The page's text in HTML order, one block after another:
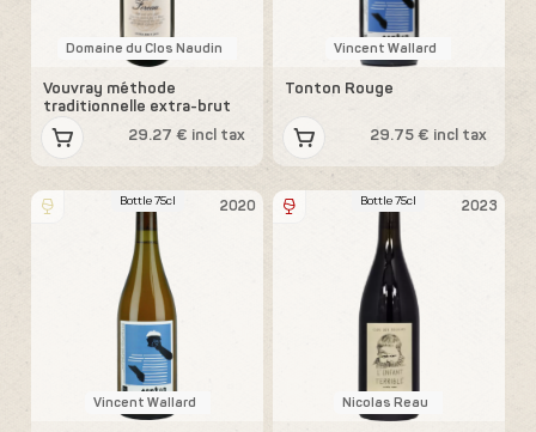
Domaine du Clos Naudin
Vouvray méthode
traditionnelle extra-brut
29.27 € incl tax
Vincent Wallard
Tonton Rouge
29.75 € incl tax
2020
Bottle 75cl
Vincent Wallard
2023
Bottle 75cl
Nicolas Reau